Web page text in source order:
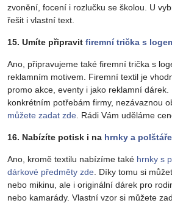
zvonění, focení i rozlučku se školou. U
řešit i vlastní text.
15. Umíte připravit firemní trička s
Ano, připravujeme také firemní trička s
reklamním motivem. Firemní textil je
promo akce, eventy i jako reklamní dárek.
konkrétním potřebám firmy, nezávaznou
můžete zadat zde . Rádi Vám uděláme
16. Nabízíte potisk i na hrnky a
Ano, kromě textilu nabízíme také hrnky s
dárkové předměty zde . Díky tomu si
nebo mikinu, ale i originální dárek pro
nebo kamarády. Vlastní vzor si můžete